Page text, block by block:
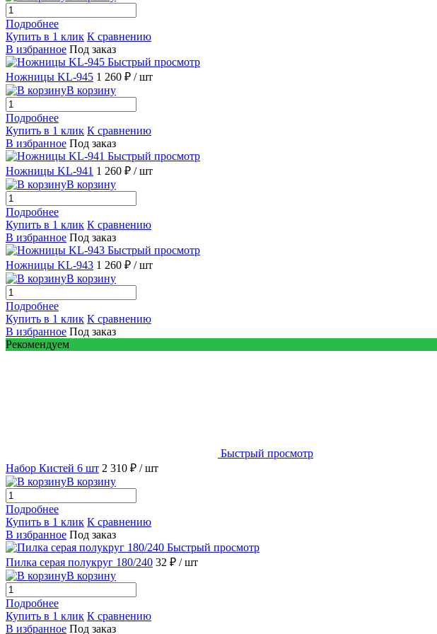
Подробнее
Купить в 1 клик К сравнению
В избранное Под заказ
Быстрый просмотр
Ножницы KL-945 1 260 ₽ / шт
В корзину
Подробнее
Купить в 1 клик К сравнению
В избранное Под заказ
Быстрый просмотр
Ножницы KL-941 1 260 ₽ / шт
В корзину
Подробнее
Купить в 1 клик К сравнению
В избранное Под заказ
Быстрый просмотр
Ножницы KL-943 1 260 ₽ / шт
В корзину
Подробнее
Купить в 1 клик К сравнению
В избранное Под заказ
Рекомендуем
Быстрый просмотр
Набор Кистей 6 шт 2 310 ₽ / шт
В корзину
Подробнее
Купить в 1 клик К сравнению
В избранное Под заказ
Быстрый просмотр
Пилка серая полукруг 180/240 32 ₽ / шт
В корзину
Подробнее
Купить в 1 клик К сравнению
В избранное Под заказ